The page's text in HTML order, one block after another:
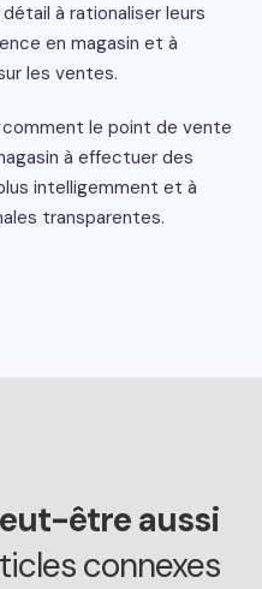
à rationaliser leurs
en magasin et à
les ventes.
le point de vente
à effectuer des
intelligemment et à
transparentes.
être aussi
connexes